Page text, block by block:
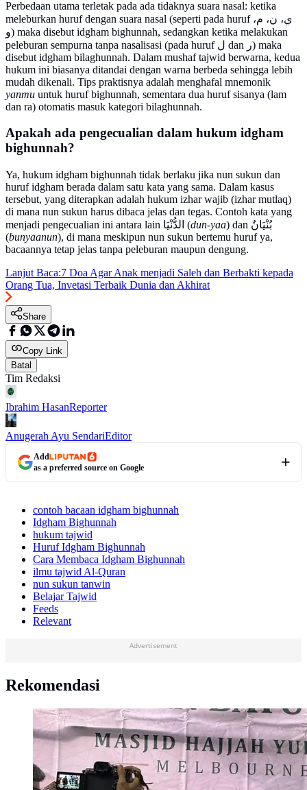
Perbedaan utama terletak pada ada tidaknya suara nasal: ketika
meleburkan huruf dengan suara nasal (seperti pada huruf ي، ن، م،
و) maka disebut idgham bighunnah, sedangkan ketika melakukan
peleburan sempurna tanpa nasalisasi (pada huruf ل dan ر) maka
disebut idgham bilaghunnah. Dalam mushaf tajwid berwarna, kedua
hukum ini biasanya ditandai dengan warna berbeda sehingga lebih
mudah dikenali. Tips praktisnya adalah menghafal mnemonik
yanmu untuk huruf bighunnah, sementara dua huruf sisanya (lam
dan ra) otomatis masuk kategori bilaghunnah.
Apakah ada pengecualian dalam hukum idgham
bighunnah?
Ya, hukum idgham bighunnah tidak berlaku jika nun sukun dan
huruf idgham berada dalam satu kata yang sama. Dalam kasus
tersebut, yang diterapkan adalah hukum izhar wajib (izhar mutlaq)
di mana nun sukun harus dibaca jelas dan tegas. Contoh kata yang
menjadi pengecualian ini antara lain الدُّنْيَا (dun-yaa) dan بُنْيَانٌ
(bunyaanun), di mana meskipun nun sukun bertemu huruf ya,
bacaannya tetap jelas tanpa peleburan maupun dengung.
Lanjut Baca:7 Doa Agar Anak menjadi Saleh dan Berbakti kepada
Orang Tua, Invetasi Terbaik Dunia dan Akhirat
Share
Copy Link
Batal
Tim Redaksi
Ibrahim HasanReporter
Anugerah Ayu SendariEditor
Add
as a preferred source on Google
contoh bacaan idgham bighunnah
Idgham Bighunnah
hukum tajwid
Huruf Idgham Bighunnah
Cara Membaca Idgham Bighunnah
ilmu tajwid Al-Quran
nun sukun tanwin
Belajar Tajwid
Feeds
Relevant
Advertisement
Rekomendasi